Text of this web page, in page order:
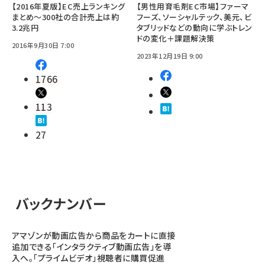
【2016年夏版】EC売上ランキング
まとめ～300社の合計売上は約
3.2兆円
2016年9月30日 7:00
1766
113
27
【男性用育毛剤EC市場】ファーマ
フーズ、ソーシャルテック、美元、ビ
タブリッドなどの動向に学ぶトレン
ドの変化＋課題解決策
2023年12月19日 9:00
バックナンバー
アマゾンが動画広告から商品をカートに直接
追加できる「インタラクティブ動画広告」を導
入へ。「プライムビデオ」視聴者に購買促進